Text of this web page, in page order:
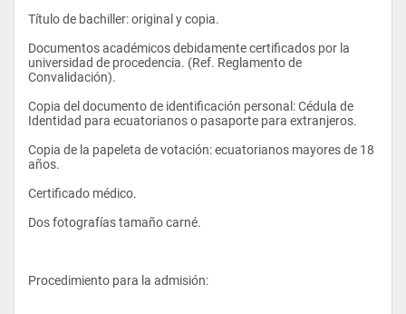
También podrá laborar en funciones directivas de primer nivel,
asesoras o de operación técnica, en una diversidad de puestos
dentro de organizaciones privadas y públicas, orientadas
productivos del país: Agricultura, Minas y Canteras, Industrias,
Electricidad, Construcción, Comercio, Transporte y
desempeñando: Funciones directivas y ejecutivas: Miembro del
directorio empresarial, Gerente General, Director de Negocios
Funciones ejecutivas en los departamentos de la empresa
la empresa: Marketing Internacional, Comercio Exterior,
Estadística Descriptiva
Contabilidad Financiera
Marketing Operativo
Microeconomía
Inglés IV
Cultura Física IV
QUINTO SEMESTRE
Electiva III
Título de bachiller: original y copia.
Documentos académicos debidamente certificados por la
universidad de procedencia. (Ref. Reglamento de
Convalidación).
Copia del documento de identificación personal: Cédula de
Identidad para ecuatorianos o pasaporte para extranjeros.
Copia de la papeleta de votación: ecuatorianos mayores de 18
años.
Certificado médico.
Dos fotografías tamaño carné.
Procedimiento para la admisión: